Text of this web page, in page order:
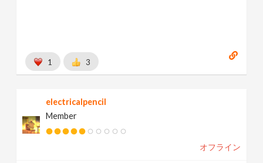
1 3
electricalpencil
Member
オフライン